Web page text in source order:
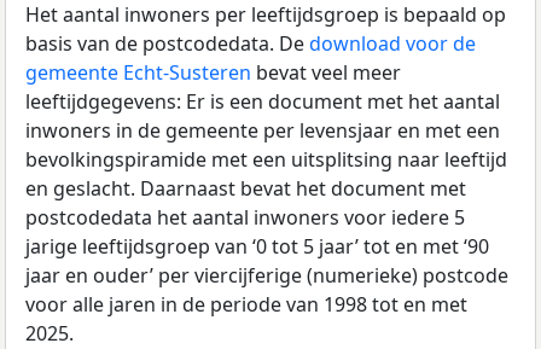
Het aantal inwoners per leeftijdsgroep is bepaald op
basis van de postcodedata. Dedownload voor de
gemeente Echt-Susteren bevat veel meer
leeftijdgegevens: Er is een document met het aantal
inwoners in de gemeente per levensjaar en met een
bevolkingspiramide met een uitsplitsing naar leeftijd
en geslacht. Daarnaast bevat het document met
postcodedata het aantal inwoners voor iedere 5
jarige leeftijdsgroep van ‘0 tot 5 jaar’ tot en met ‘90
jaar en ouder’ per viercijferige (numerieke) postcode
voor alle jaren in de periode van 1998 tot en met
2025.